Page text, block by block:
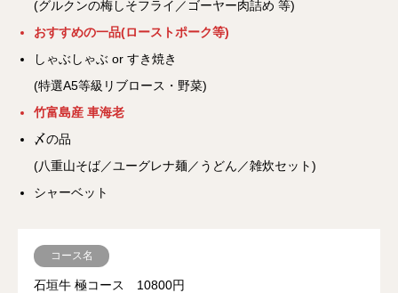
(グルクンの梅しそフライ／ゴーヤー肉詰め 等)
おすすめの一品(ローストポーク等)
しゃぶしゃぶ or すき焼き
(特選A5等級リブロース・野菜)
竹富島産 車海老
〆の品
(八重山そば／ユーグレナ麺／うどん／雑炊セット)
シャーベット
コース名
石垣牛 極コース 10800円